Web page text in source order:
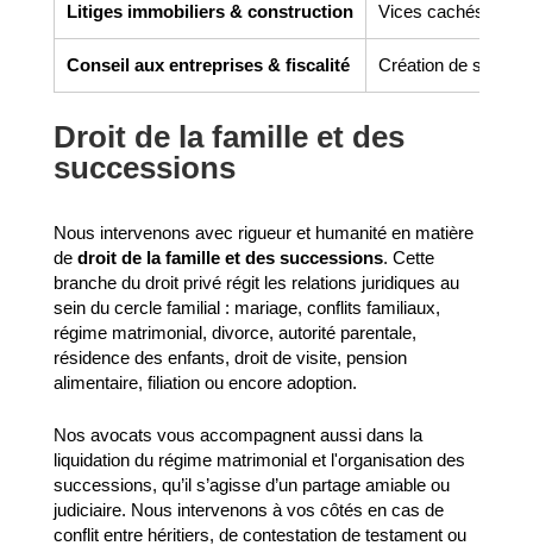
Litiges immobiliers & construction Vices cachés,
Conseil aux entreprises & fiscalité Création de
Droit de la famille et des
successions
Nous intervenons avec rigueur et humanité en matière
de droit de la famille et des successions. Cette
branche du droit privé régit les relations juridiques au
sein du cercle familial : mariage, conflits familiaux,
régime matrimonial, divorce, autorité parentale,
résidence des enfants, droit de visite, pension
alimentaire, filiation ou encore adoption.
Nos avocats vous accompagnent aussi dans la
liquidation du régime matrimonial et l'organisation des
successions, qu’il s’agisse d’un partage amiable ou
judiciaire. Nous intervenons à vos côtés en cas de
conflit entre héritiers, de contestation de testament ou